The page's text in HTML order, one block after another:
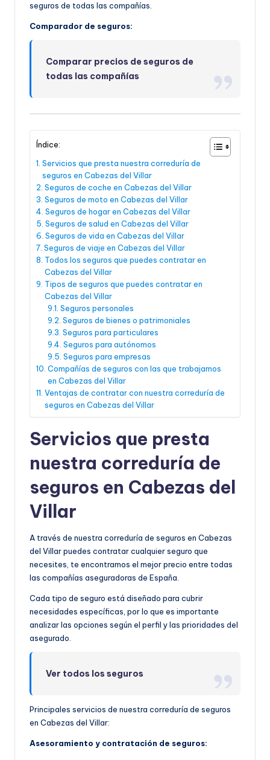
seguros de todas las compañías.
Comparador de seguros:
Comparar precios de seguros de
todas las compañías
Índice:
Servicios que presta nuestra correduría de
seguros en Cabezas del Villar
Seguros de coche en Cabezas del Villar
Seguros de moto en Cabezas del Villar
Seguros de hogar en Cabezas del Villar
Seguros de salud en Cabezas del Villar
Seguros de vida en Cabezas del Villar
Seguros de viaje en Cabezas del Villar
Todos los seguros que puedes contratar en
Cabezas del Villar
Tipos de seguros que puedes contratar en
Cabezas del Villar
Seguros personales
Seguros de bienes o patrimoniales
Seguros para particulares
Seguros para autónomos
Seguros para empresas
Compañías de seguros con las que trabajamos
en Cabezas del Villar
Ventajas de contratar con nuestra correduría de
seguros en Cabezas del Villar
Servicios que presta
nuestra correduría de
seguros en Cabezas del
Villar
A través de nuestra correduría de seguros en Cabezas
del Villar puedes contratar cualquier seguro que
necesites, te encontramos el mejor precio entre todas
las compañías aseguradoras de España.
Cada tipo de seguro está diseñado para cubrir
necesidades específicas, por lo que es importante
analizar las opciones según el perfil y las prioridades del
asegurado.
Ver todos los seguros
Principales servicios de nuestra correduría de seguros
en Cabezas del Villar:
Asesoramiento y contratación de seguros: